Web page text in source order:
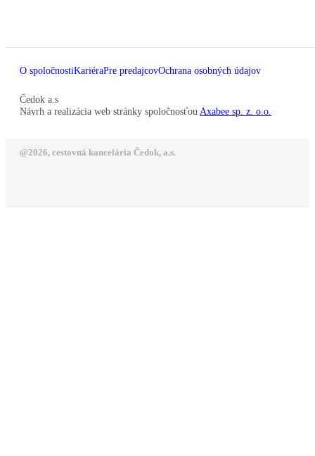
O spoločnostiKariéraPre predajcovOchrana osobných údajov
Čedok a.s
Návrh a realizácia web stránky spoločnosťou Axabee sp. z. o.o.
@2026, cestovná kancelária Čedok, a.s.